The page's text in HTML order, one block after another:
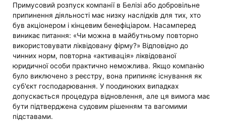
Примусовий розпуск компанії в Белізі або добровільне
припинення діяльності має низку наслідків для тих, хто
був акціонером і кінцевим бенефіціаром. Насамперед
виникає питання: «Чи можна в майбутньому повторно
використовувати ліквідовану фірму?» Відповідно до
чинних норм, повторна «активація» ліквідованої
юридичної особи практично неможлива. Якщо компанію
було виключено з реєстру, вона припиняє існування як
суб'єкт господарювання. У поодиноких випадках
допускається процедура відновлення, але ця вимога має
бути підтверджена судовим рішенням та вагомими
підставами.